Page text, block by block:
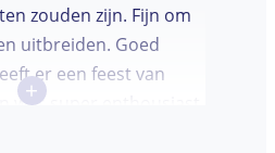
zouden zijn. Fijn om
uitbreiden. Goed
er een feest van
was super enthousiast,
+